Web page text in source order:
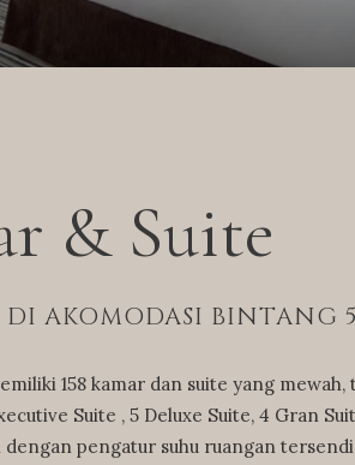
& Suite
AKOMODASI BINTANG
158 kamar dan suite yang
Suite , 5 Deluxe Suite, 4 Gran
dengan pengatur suhu ruangan